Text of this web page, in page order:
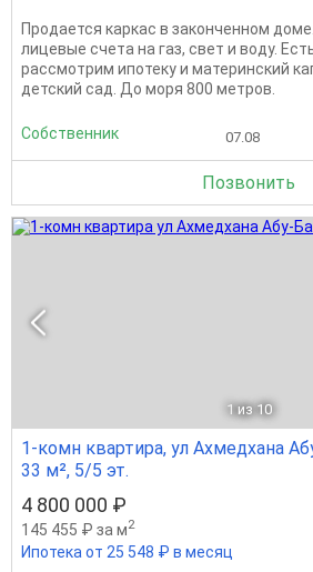
Продается каркас в законченном
лицевые счета на газ, свет и воду.
рассмотрим ипотеку и материнский
детский сад. До моря 800 метров.
Собственник 07.08
Позвонить
1 из 10
1-комн квартира, ул Ахмедхана
33 м², 5/5 эт.
4 800 000 ₽
145 455 ₽ за м2
Ипотека от 25 548 ₽ в месяц